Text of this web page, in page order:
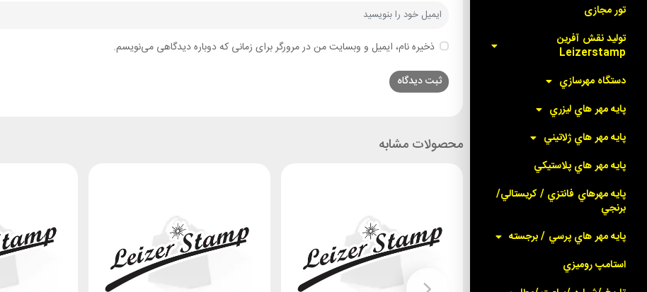
تور مجازی
توليد نقش آفرين
Leizerstamp
دستگاه مهرسازي
پايه مهر هاي ليزري
پايه مهر هاي ژلاتيني
پايه مهر هاي پلاستيکي
پايه مهرهاي فانتزي / کريستالي/
برنجي
پايه مهر هاي پرسي / برجسته
استامپ روميزي
ذخیره نام، ایمیل و وبسایت من در مرورگر برای زمانی که دوباره دیدگاهی می‌نویسم.
محصولات مشابه